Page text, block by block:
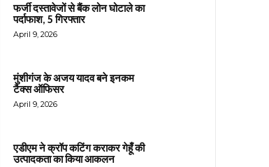
फर्जी दस्तावेजों से बैंक लोन घोटाले का
पर्दाफाश, 5 गिरफ्तार
April 9, 2026
मुंशीगंज के अजय यादव बने इनकम
टैक्स ऑफिसर
April 9, 2026
एडीएम ने क्रॉप कटिंग कराकर गेहूँ की
उत्पादकता का किया आकलन